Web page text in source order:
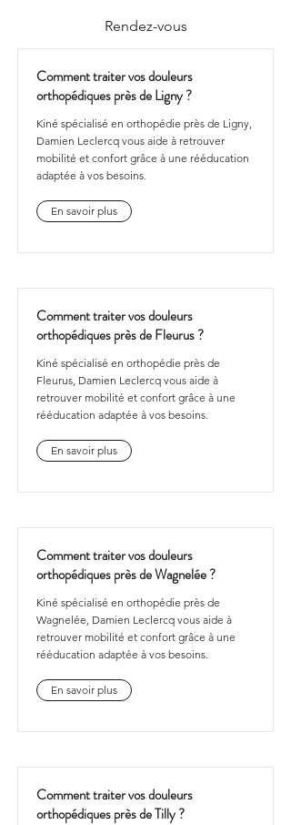
Rendez-vous
Comment traiter vos douleurs
orthopédiques près de Ligny ?
Kiné spécialisé en orthopédie près de Ligny,
Damien Leclercq vous aide à retrouver
mobilité et confort grâce à une rééducation
adaptée à vos besoins.
En savoir plus
Comment traiter vos douleurs
orthopédiques près de Fleurus ?
Kiné spécialisé en orthopédie près de
Fleurus, Damien Leclercq vous aide à
retrouver mobilité et confort grâce à une
rééducation adaptée à vos besoins.
En savoir plus
Comment traiter vos douleurs
orthopédiques près de Wagnelée ?
Kiné spécialisé en orthopédie près de
Wagnelée, Damien Leclercq vous aide à
retrouver mobilité et confort grâce à une
rééducation adaptée à vos besoins.
En savoir plus
Comment traiter vos douleurs
orthopédiques près de Tilly ?